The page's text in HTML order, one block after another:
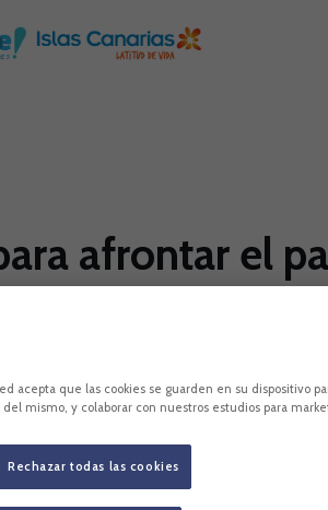
afrontar el
una vez concluyó la
domingo en el Antonio
acepta que las cookies se guarden en su dispositivo
mismo, y colaborar con nuestros estudios para
Rechazar todas las cookies